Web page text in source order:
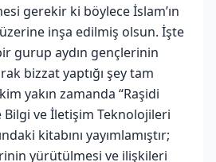
gerekir ki böylece İslam’ın
üzerine inşa edilmiş olsun. İşte
gurup aydın gençlerinin
bizzat yaptığı şey tam
yakın zamanda “Raşidi
ve İletişim Teknolojileri
kitabını yayımlamıştır;
yürütülmesi ve ilişkileri